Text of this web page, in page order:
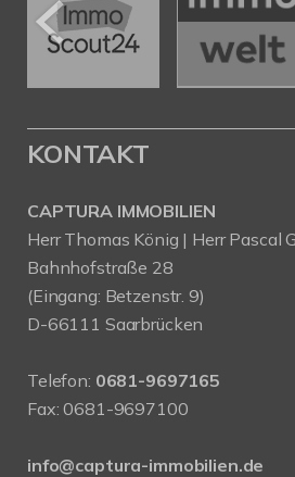
KONTAKT
CAPTURA IMMOBILIEN
Herr Thomas König | Herr Pascal
Bahnhofstraße 28
(Eingang: Betzenstr. 9)
D-66111 Saarbrücken
Telefon: 0681-9697165
Fax: 0681-9697100
info@captura-immobilien.de